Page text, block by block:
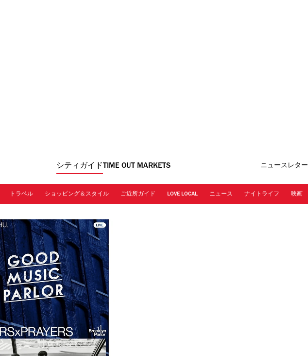
シティガイド TIME OUT MARKETS ニュースレター
に登録
トラベル ショッピング＆スタイル ご近所ガイド LOVE LOCAL ニュース ナイトライフ 映画